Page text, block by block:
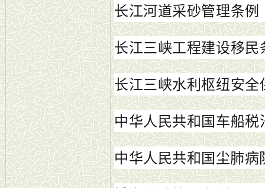
长江河道采砂管理条例
长江三峡工程建设移民
长江三峡水利枢纽安全
中华人民共和国车船
中华人民共和国尘肺病